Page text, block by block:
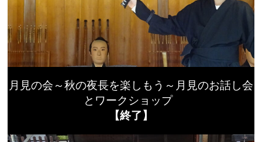
月見の会～秋の夜長を楽しもう～月見のお話し会
とワークショップ
【終了】